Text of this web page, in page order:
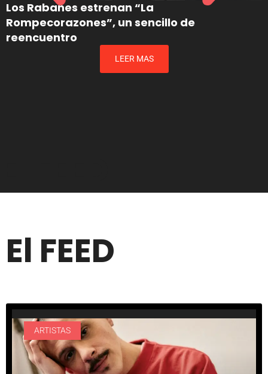
Los Rabanes estrenan “La
Rompecorazones”, un sencillo de
reencuentro
LEER MAS
El FEED
ARTISTAS